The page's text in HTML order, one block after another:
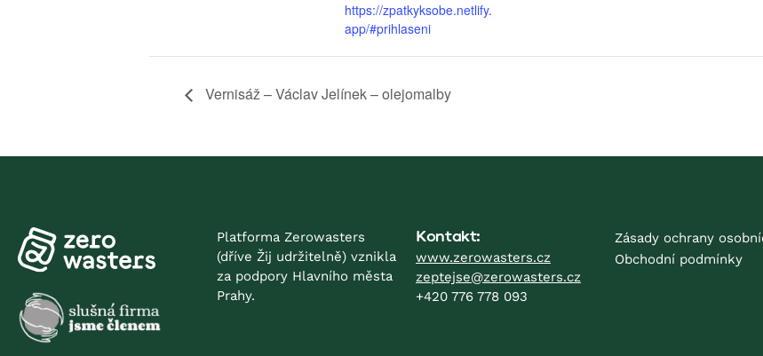
https://zpatkyksobe.netlify.
app/#prihlaseni
Vernisáž – Václav Jelínek – olejomalby
Platforma Zerowasters
(dříve Žij udržitelně) vznikla
za podpory Hlavního města
Prahy.
Kontakt:
www.zerowasters.cz
zeptejse@zerowasters.cz
+420 776 778 093
Zásady ochrany
Obchodní podmínky